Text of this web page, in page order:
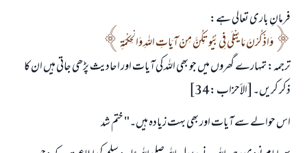
فرمانِ باری تعالی ہے:
وَاذْكُرْنَ مَا يُتْلَى فِي بُيُوتِكُنَّ مِنْ آيَاتِ اللهِ وَالْحِكْمَةِ
ترجمہ: تمہارے گھروں میں جو بھی اللہ کی آیات اور احادیث پڑھی جاتی ہیں ان کا
ذکر کریں۔[الأحزاب :34]
اس حوالے سے آیات اور بھی بہت زیادہ ہیں۔" ختم شد